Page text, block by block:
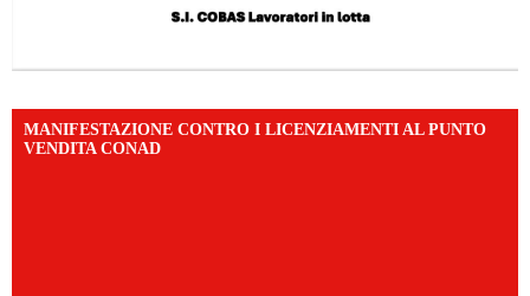
MANIFESTAZIONE CONTRO I LICENZIAMENTI AL PUNTO
VENDITA CONAD